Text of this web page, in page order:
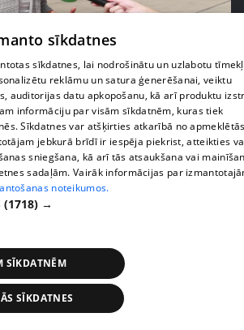
kas nosaka iepirkuma
sīkdatnes
sīkdatnes, lai nodrošinātu un uzlabotu
reklāmu un satura ģenerēšanai, veiktu
auditorijas datu apkopošanu, kā arī produktu
informāciju par visām sīkdatnēm, kuras tiek
Sīkdatnes var atšķirties atkarībā no
jebkurā brīdī ir iespēja piekrist, atteikties
sniegšana, kā arī tās atsaukšana vai
sadaļām. Vairāk informācijas par
noteikumos.
(1718) →
SĪKDATNĒM
SĪKDATNES